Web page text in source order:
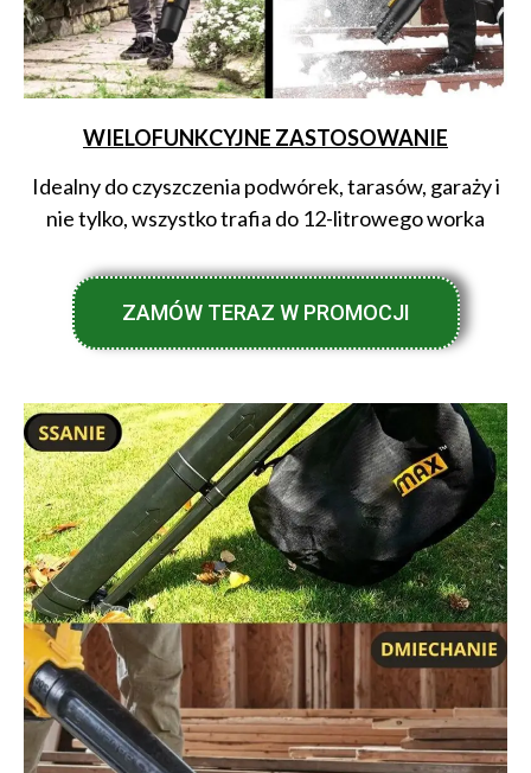
WIELOFUNKCYJNE ZASTOSOWANIE
Idealny do czyszczenia podwórek, tarasów, garaży i
nie tylko, wszystko trafia do 12-litrowego worka
ZAMÓW TERAZ W PROMOCJI